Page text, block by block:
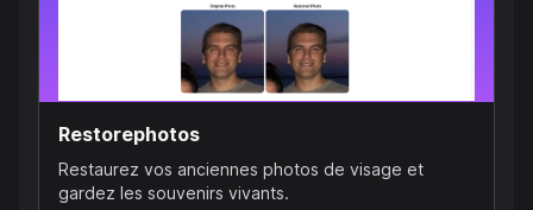
Restorephotos
Restaurez vos anciennes photos de visage et
gardez les souvenirs vivants.